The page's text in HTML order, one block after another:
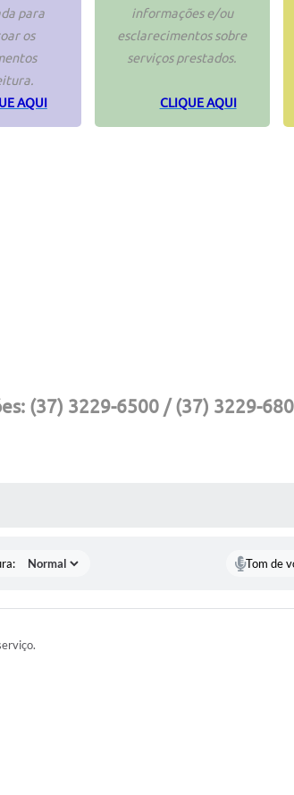
para
os
AQUI
informações e/ou
esclarecimentos sobre
serviços prestados.
CLIQUE AQUI
(37) 3229-6500 / (37) 3229-
Tom de